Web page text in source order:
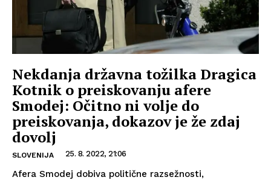
Nekdanja državna tožilka Dragica
Kotnik o preiskovanju afere
Smodej: Očitno ni volje do
preiskovanja, dokazov je že zdaj
dovolj
SLOVENIJA 25. 8. 2022, 21:06
Afera Smodej dobiva politične razsežnosti,